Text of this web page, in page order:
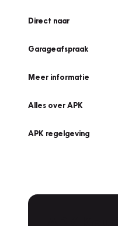
Direct naar
Garageafspraak
Meer informatie
Alles over APK
APK regelgeving